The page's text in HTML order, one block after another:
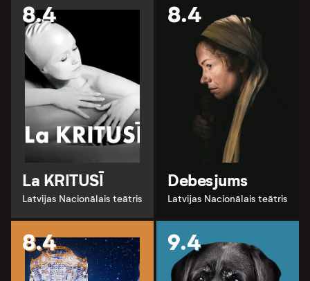
8.4
La KRITUSĪ
Latvijas Nacionālais teātris
8.4
Debesjums
Latvijas Nacionālais teātris
8.4 9.4